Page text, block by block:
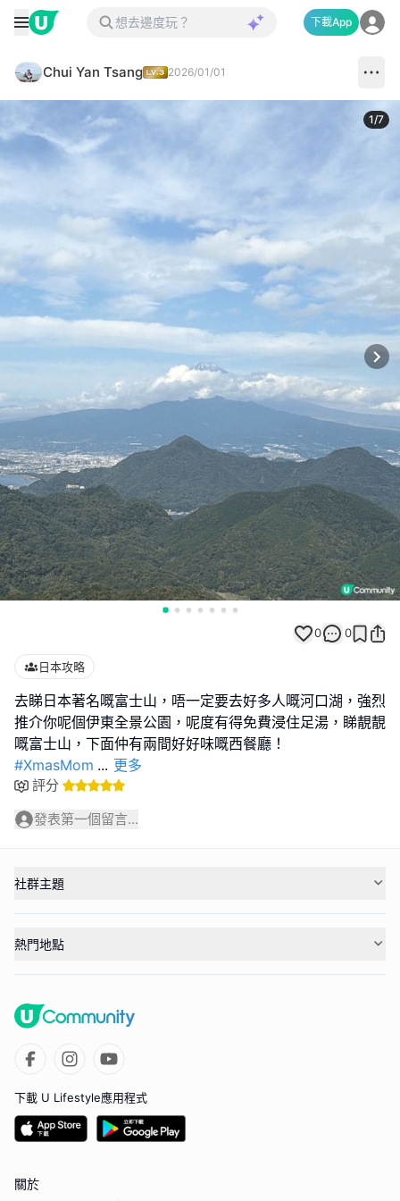
下載App
Chui Yan Tsang 2026/01/01
1/7
0 0
日本攻略
去睇日本著名嘅富士山，唔一定要去好多人嘅河口湖，強烈
推介你呢個伊東全景公園，呢度有得免費浸住足湯，睇靚靚
#XmasMom ... 更多
評分
發表第一個留言...
社群主題
熱門地點
下載 U Lifestyle應用程式
關於